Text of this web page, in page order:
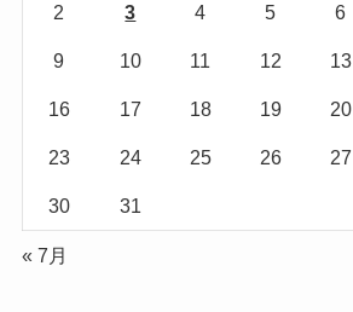
2 3 4 5 6
9 10 11 12 13
16 17 18 19 20
23 24 25 26 27
30 31
« 7月